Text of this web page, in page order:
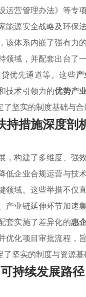
运营管理办法》等专
能源安全战略及环保
该体系内嵌了强有力的
领域，并配套出台了
优先通道等。这些
技术引领力的优势产
了坚实的制度基础与合
持措施深度剖
，构建了多维度、强
低企业合规运营与技
域。这些举措不仅
产业链延伸环节加速
套实施了差异化的惠
优化项目审批流程，
坚实的制度与资源基
可持续发展路径